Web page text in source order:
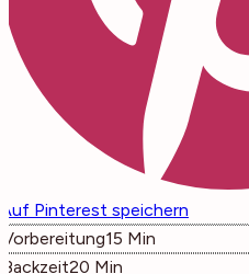
Auf Pinterest speichern
Vorbereitung15 Minuten
Min
Backzeit20 Minuten
Min